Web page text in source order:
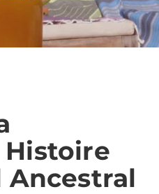
Histoire
Ancestral